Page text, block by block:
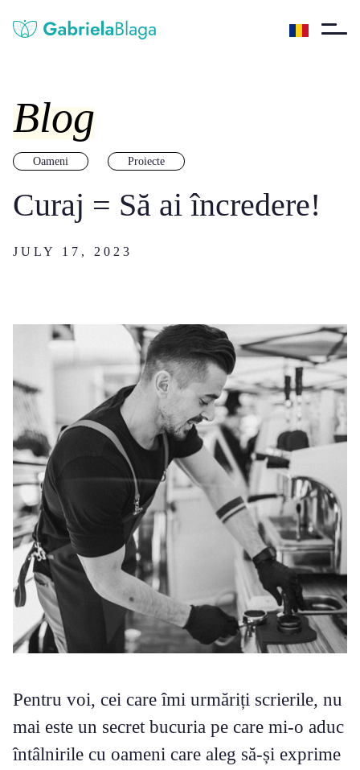
Blog
Oameni Proiecte
Curaj = Să ai încredere!
JULY 17, 2023
Pentru voi, cei care îmi urmăriți scrierile, nu
mai este un secret bucuria pe care mi-o aduc
întâlnirile cu oameni care aleg să-și exprime